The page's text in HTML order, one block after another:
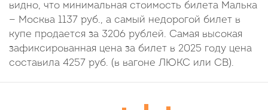
видно, что минимальная стоимость билета Малька
— Москва 1137 руб., а самый недорогой билет в
купе продается за 3206 рублей. Самая высокая
зафиксированная цена за билет в 2025 году цена
составила 4257 руб. (в вагоне ЛЮКС или СВ).